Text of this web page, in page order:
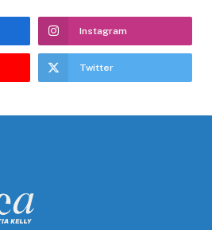
Instagram
Twitter